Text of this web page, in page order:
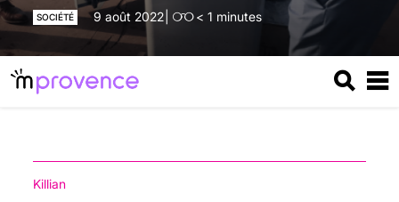
SOCIÉTÉ 9 août 2022 < 1 minutes
Killian